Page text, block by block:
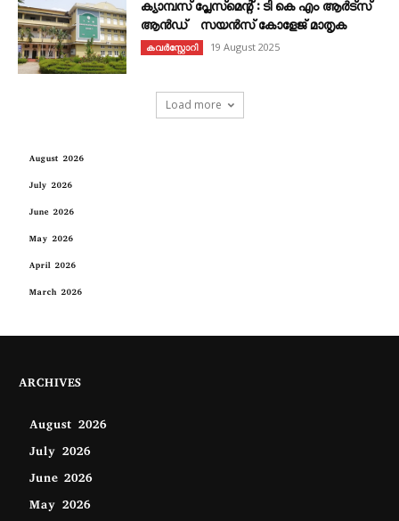
ക്യാമ്പസ് പ്ലേസ്മെന്റ് : ടി കെ എം ആർട്സ്
ആൻഡ് സയൻസ് കോളേജ് മാതൃക
കവര്‍സ്റ്റോറി 19 August 2025
Load more
August 2026
July 2026
June 2026
May 2026
April 2026
March 2026
ARCHIVES
August 2026
July 2026
June 2026
May 2026